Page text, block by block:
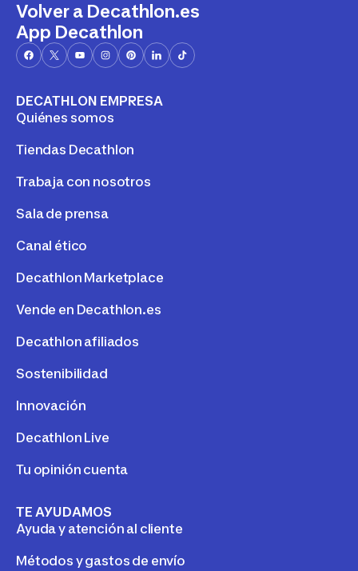
Volver a Decathlon.es
App Decathlon
DECATHLON EMPRESA
Quiénes somos
Tiendas Decathlon
Trabaja con nosotros
Sala de prensa
Canal ético
Decathlon Marketplace
Vende en Decathlon.es
Decathlon afiliados
Sostenibilidad
Innovación
Decathlon Live
Tu opinión cuenta
TE AYUDAMOS
Ayuda y atención al cliente
Métodos y gastos de envío